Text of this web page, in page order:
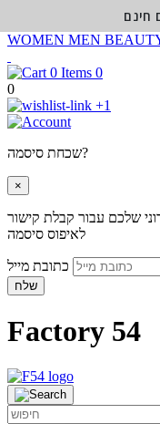
WOMEN MEN
0
0
+1
שכחת סיסמה?
×
שלכם עבור קבלת קישור
לאיפוס סיסמה
שלח
Factory 54
חינם